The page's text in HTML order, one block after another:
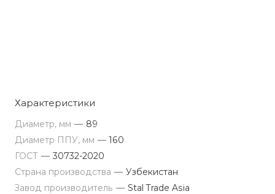
Характеристики
Диаметр, мм — 89
Диаметр ППУ, мм — 160
ГОСТ — 30732-2020
Страна производства — Узбекистан
Завод производитель — Stal Trade Asia